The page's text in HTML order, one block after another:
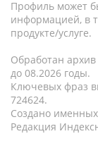
Профиль может
информацией, в
продукте/услуге.
Обработан
до 08.2026 годы.
Ключевых фраз
724624.
Создано
Редакция